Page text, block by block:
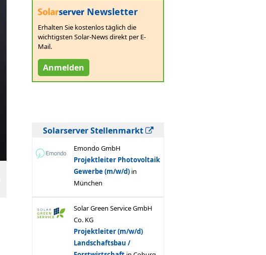
Newsletter
Erhalten Sie kostenlos täglich die
wichtigsten Solar-News direkt per E-
Mail.
Anmelden
Solarserver Stellenmarkt